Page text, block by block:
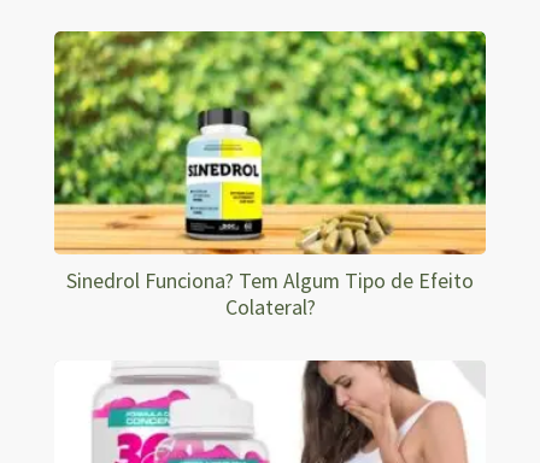
Sinedrol Funciona? Tem Algum Tipo de Efeito
Colateral?